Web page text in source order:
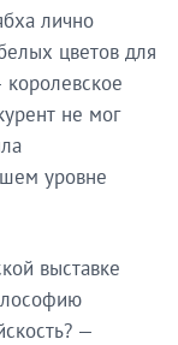
лично
цветов для
не мог
уровне
выставке
—